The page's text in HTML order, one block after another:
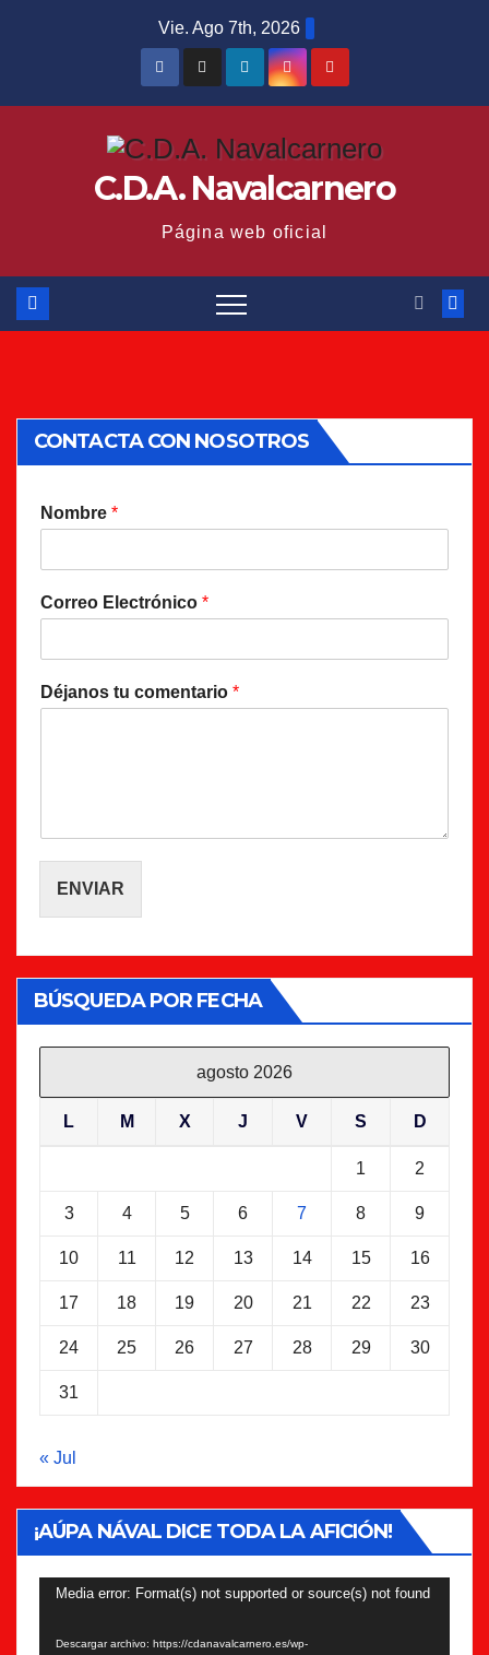
Vie. Ago 7th, 2026
C.D.A. Navalcarnero
Página web oficial
CONTACTA CON NOSOTROS
Nombre *
Correo Electrónico *
Déjanos tu comentario *
ENVIAR
BÚSQUEDA POR FECHA
agosto 2026
L M X J V S D
1 2
3 4 5 6 7 8 9
10 11 12 13 14 15 16
17 18 19 20 21 22 23
24 25 26 27 28 29 30
31
« Jul
¡AÚPA NÁVAL DICE TODA LA AFICIÓN!
Reproductor
Media error: Format(s) not supported or source(s) not found
Descargar archivo: https://cdanavalcarnero.es/wp-